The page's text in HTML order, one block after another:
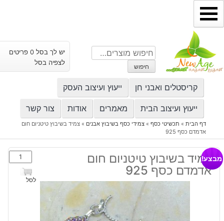
דילוג
לתוכן
חיפוש
עבור:
חיפוש
יש לך בסל 0 פריטים
לצפיה בסל
קריסטלים ואבני חן ייעוץ ועיצוב העסק
ייעוץ ועיצוב הבית מאמרים אודות צור קשר
דף הבית» תכשיטי כסף» צמידי כסף בשיבוץ אבנים » צמיד בשיבוץ טיטניום חום
אדמדם כסף 925
צמיד בשיבוץ טיטניום חום
אדמדם כסף 925
כמות
של
צמיד
לסל
מבצע!